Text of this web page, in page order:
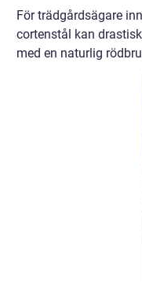
För trädgårdsägare
cortenstål kan
med en naturlig